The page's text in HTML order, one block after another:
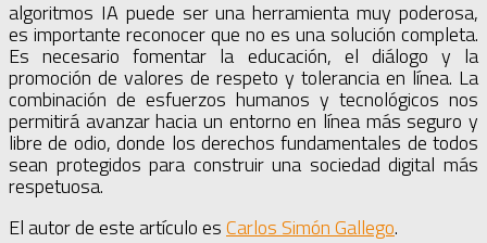
algoritmos IA puede ser una herramienta muy poderosa,
es importante reconocer que no es una solución completa.
Es necesario fomentar la educación, el diálogo y la
promoción de valores de respeto y tolerancia en línea. La
combinación de esfuerzos humanos y tecnológicos nos
permitirá avanzar hacia un entorno en línea más seguro y
libre de odio, donde los derechos fundamentales de todos
sean protegidos para construir una sociedad digital más
respetuosa.
El autor de este artículo esCarlos Simón Gallego.